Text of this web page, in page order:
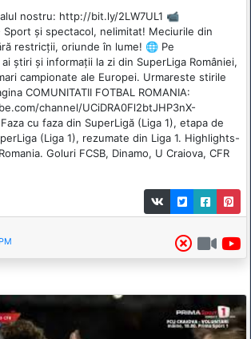
nostru: http://bit.ly/2LW7UL1 📹
și spectacol, nelimitat! Meciurile din
restricții, oriunde în lume! 🌐 Pe
știri și informații la zi din SuperLiga României,
campionate ale Europei. Urmareste stirile
COMUNITATII FOTBAL ROMANIA:
channel/UCiDRA0Fl2btJHP3nX-
cu faza din SuperLigă (Liga 1), etapa de
(Liga 1), rezumate din Liga 1. Highlights-
Goluri FCSB, Dinamo, U Craiova, CFR